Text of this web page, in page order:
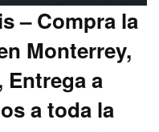
– Compra la
Monterrey,
Entrega a
a toda la